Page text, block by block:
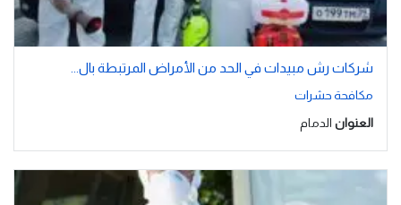
شركات رش مبيدات في الحد من الأمراض المرتبطة بال...
مكافحة حشرات
العنوان الدمام